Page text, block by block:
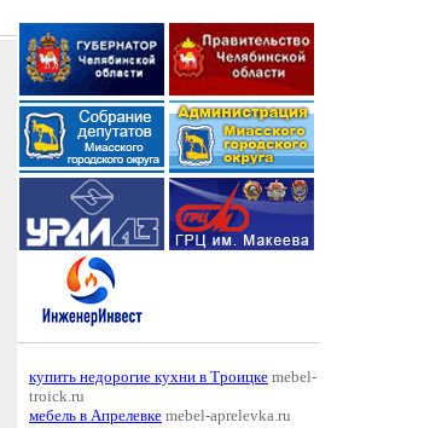
купить недорогие кухни в Троицке mebel-
troick.ru
мебель в Апрелевке mebel-aprelevka.ru